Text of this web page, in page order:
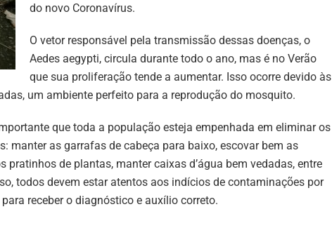
do novo Coronavírus.
O vetor responsável pela transmissão dessas doenças, o
Aedes aegypti, circula durante todo o ano, mas é no Verão
que sua proliferação tende a aumentar. Isso ocorre devido às
um ambiente perfeito para a reprodução do mosquito.
que toda a população esteja empenhada em eliminar os
manter as garrafas de cabeça para baixo, escovar bem as
pratinhos de plantas, manter caixas d’água bem vedadas, entre
todos devem estar atentos aos indícios de contaminações por
receber o diagnóstico e auxílio correto.